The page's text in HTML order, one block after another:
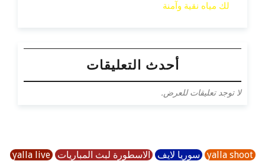
لك مياه نقية وآمنة
أحدث التعليقات
لا توجد تعليقات للعرض.
yalla shoot سوريا لايف الاسطورة لبث المباريات yalla live